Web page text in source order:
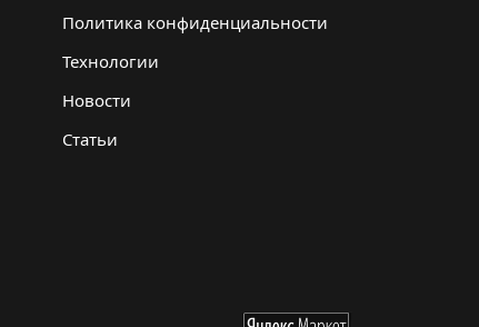
Политика конфиденциальности
Технологии
Новости
Статьи